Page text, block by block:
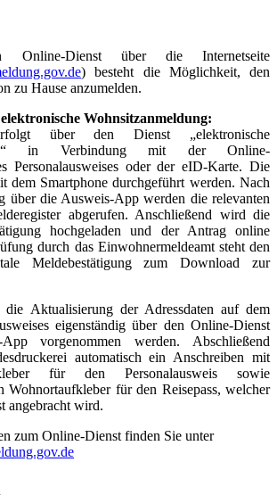
Dienst über die Internetseite
) besteht die Möglichkeit, den
zu Hause anzumelden.
Wohnsitzanmeldung:
über den Dienst „elektronische
in Verbindung mit der Online-
Personalausweises oder der eID-Karte. Die
dem Smartphone durchgeführt werden. Nach
über die Ausweis-App werden die relevanten
abgerufen. Anschließend wird die
hochgeladen und der Antrag online
durch das Einwohnermeldeamt steht den
Meldebestätigung zum Download zur
Aktualisierung der Adressdaten auf dem
eigenständig über den Online-Dienst
vorgenommen werden. Abschließend
automatisch ein Anschreiben mit
für den Personalausweis sowie
Wohnortaufkleber für den Reisepass, welcher
angebracht wird.
zum Online-Dienst finden Sie unter